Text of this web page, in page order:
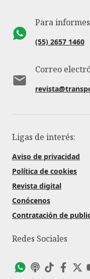
Para
(55) 2657 1460
Correo
Ligas de interés:
Aviso de privacidad
Política de cookies
Revista digital
Conócenos
Contratación de
Redes Sociales